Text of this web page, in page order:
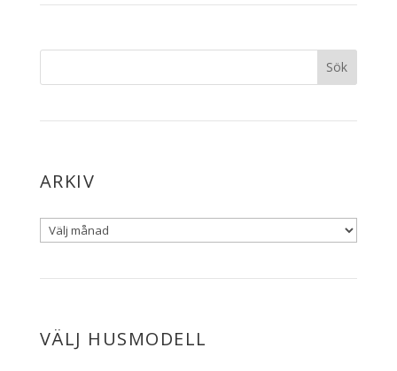
ARKIV
VÄLJ HUSMODELL